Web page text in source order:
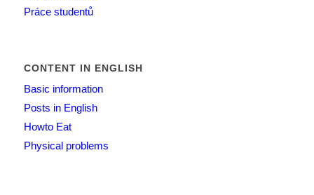
Práce studentů
CONTENT IN ENGLISH
Basic information
Posts in English
Howto Eat
Physical problems